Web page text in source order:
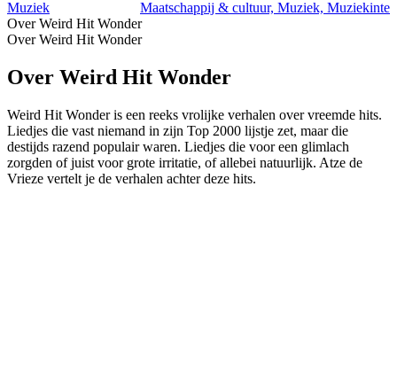
Muziek
Maatschappij & cultuur, Muziek,
Over Weird Hit Wonder
Over Weird Hit Wonder
Over Weird Hit Wonder
Weird Hit Wonder is een reeks vrolijke verhalen over vreemde hits.
Liedjes die vast niemand in zijn Top 2000 lijstje zet, maar die
destijds razend populair waren. Liedjes die voor een glimlach
zorgden of juist voor grote irritatie, of allebei natuurlijk. Atze de
Vrieze vertelt je de verhalen achter deze hits.